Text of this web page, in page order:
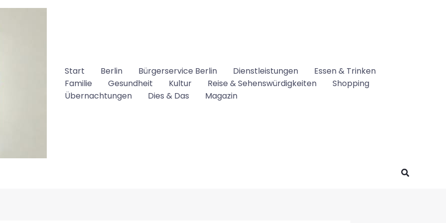
Start Berlin Bürgerservice Berlin Dienstleistungen
Essen & Trinken
Familie
Gesundheit Kultur Reise & Sehenswürdigkeiten
Shopping
Übernachtungen
Dies & Das Magazin
Suchen